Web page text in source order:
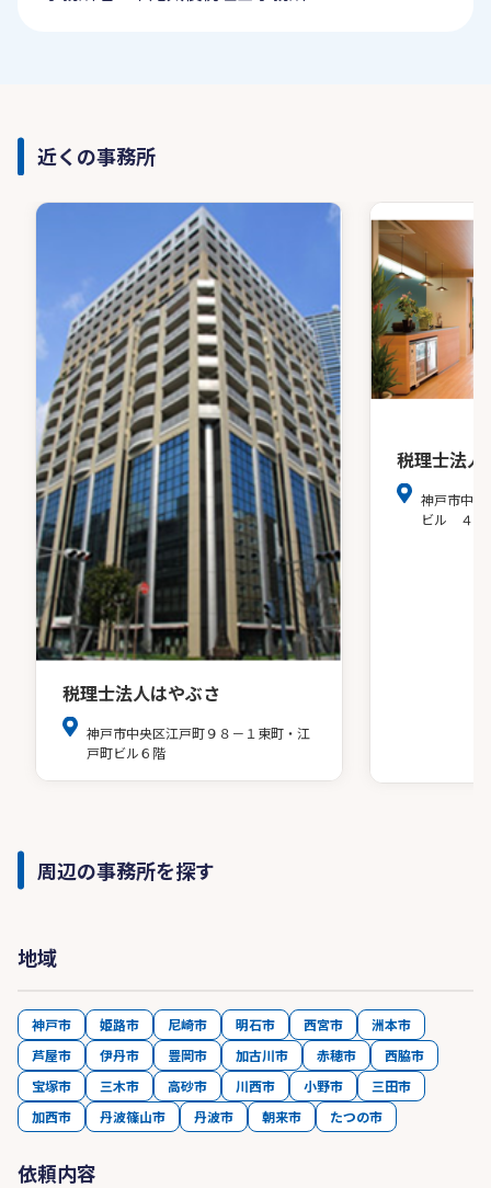
近くの事務所
税理士法人はやぶさ
神戸市中央区江戸町９８－１東町・江
戸町ビル６階
税理士法
神戸市中央
ビル ４階
周辺の事務所を探す
地域
神戸市 姫路市 尼崎市 明石市 西宮市
洲本市
芦屋市
伊丹市 豊岡市 加古川市 赤穂市
西脇市
宝塚市
三木市 高砂市 川西市 小野市
三田市
加西市
丹波篠山市 丹波市 朝来市 たつの市
依頼内容